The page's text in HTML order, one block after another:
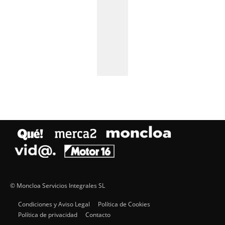
© Moncloa Servicios Integrales SL
Condiciones y Aviso Legal
Política de Cookies
Política de privacidad
Contacto